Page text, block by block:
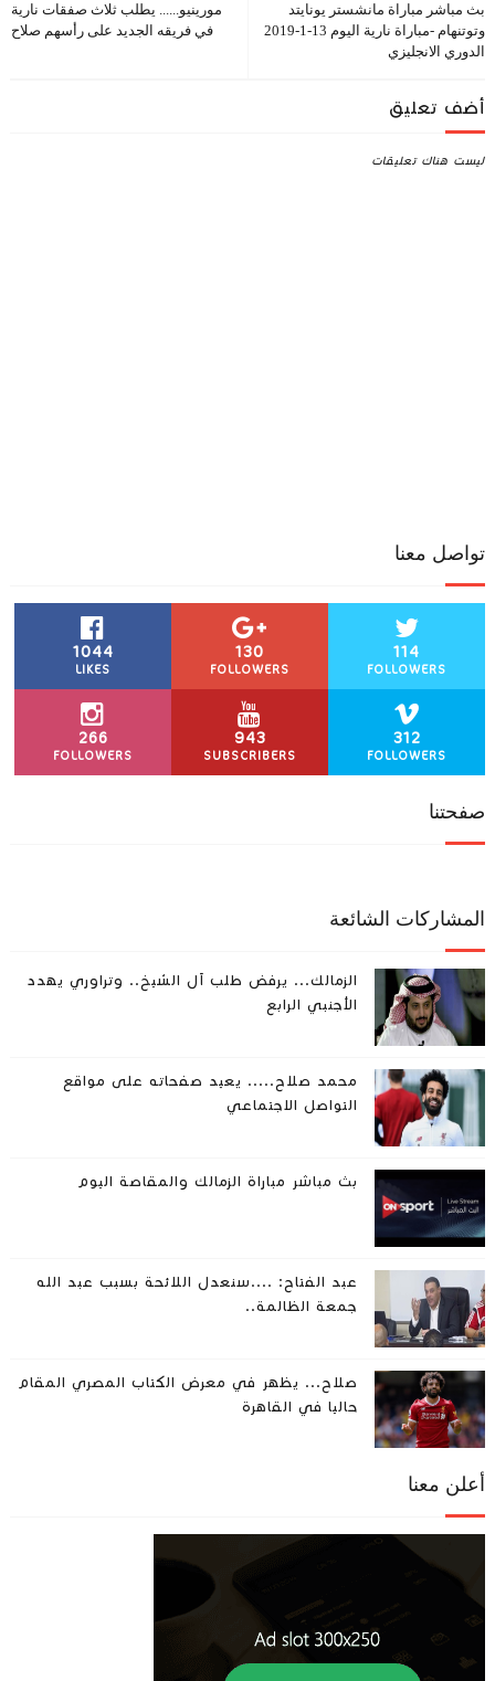
مورينيو...... يطلب ثلاث صفقات نارية
في فريقه الجديد على رأسهم صلاح
بث مباشر مباراة مانشستر يونايتد
وتوتنهام -مباراة نارية اليوم 13-1-2019
الدوري الانجليزي
أضف تعليق
ليست هناك تعليقات
تواصل معنا
114
FOLLOWERS
130
FOLLOWERS
1044
LIKES
312
FOLLOWERS
943
SUBSCRIBERS
266
FOLLOWERS
صفحتنا
المشاركات الشائعة
الزمالك... يرفض طلب آل الشيخ.. وتراوري يهدد
الأجنبي الرابع
محمد صلاح..... يعيد صفحاته على مواقع
التواصل الاجتماعي
بث مباشر مباراة الزمالك والمقاصة اليوم
عبد الفتاح: ....سنعدل اللائحة بسبب عبد الله
جمعة الظالمة..
صلاح... يظهر في معرض الكتاب المصري المقام
حاليا في القاهرة
أعلن معنا